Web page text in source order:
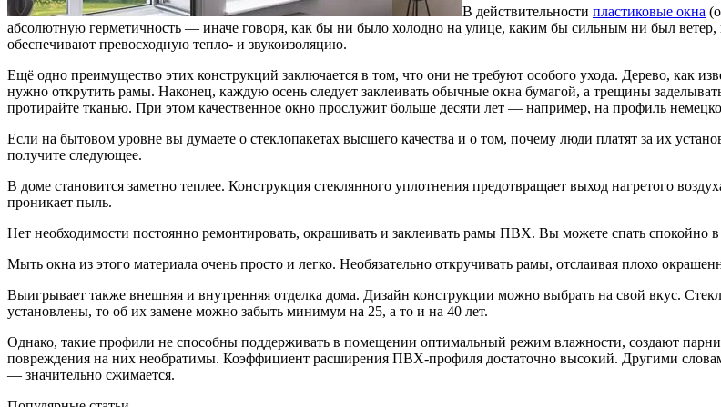
В действительности пластиковые окна
абсолютную герметичность — иначе говоря, как бы ни было холодно на улице, каким бы сильным ни был
обеспечивают превосходную тепло- и звукоизоляцию.
Ещё одно преимущество этих конструкций заключается в том, что они не требуют особого ухода. Дерево, как
нужно открутить рамы. Наконец, каждую осень следует заклеивать обычные окна бумагой, а трещины
протирайте тканью. При этом качественное окно прослужит больше десяти лет — например, на профиль
Если на бытовом уровне вы думаете о стеклопакетах высшего качества и о том, почему люди платят за их
получите следующее.
В доме становится заметно теплее. Конструкция стеклянного уплотнения предотвращает выход нагретого
проникает пыль.
Нет необходимости постоянно ремонтировать, окрашивать и заклеивать рамы ПВХ. Вы можете спать спокойно
Мыть окна из этого материала очень просто и легко. Необязательно откручивать рамы, отслаивая плохо
Выигрывает также внешняя и внутренняя отделка дома. Дизайн конструкции можно выбрать на свой вкус.
установлены, то об их замене можно забыть минимум на 25, а то и на 40 лет.
Однако, такие профили не способны поддерживать в помещении оптимальный режим влажности, создают
повреждения на них необратимы. Коэффициент расширения ПВХ-профиля достаточно высокий. Другими
— значительно сжимается.